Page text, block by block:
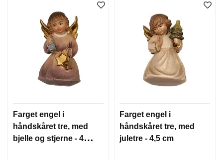
Farget engel i
håndskåret tre, med
bjelle og stjerne - 4,5
Farget engel i
håndskåret tre, med
juletre - 4,5 cm